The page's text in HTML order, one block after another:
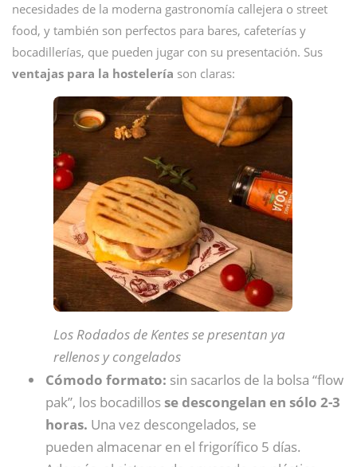
necesidades de la moderna gastronomía callejera o street
food, y también son perfectos para bares, cafeterías y
bocadillerías, que pueden jugar con su presentación. Sus
ventajas para la hostelería son claras:
Los Rodados de Kentes se presentan ya
rellenos y congelados
Cómodo formato: sin sacarlos de la bolsa “flow
pak”, los bocadillosse descongelan en sólo 2-3
horas. Una vez descongelados, se
pueden almacenar en el frigorífico 5 días.